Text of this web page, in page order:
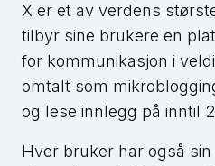
X er et av verdens
tilbyr sine brukere en
for kommunikasjon i
omtalt som
og lese innlegg på inntil
Hver bruker har også